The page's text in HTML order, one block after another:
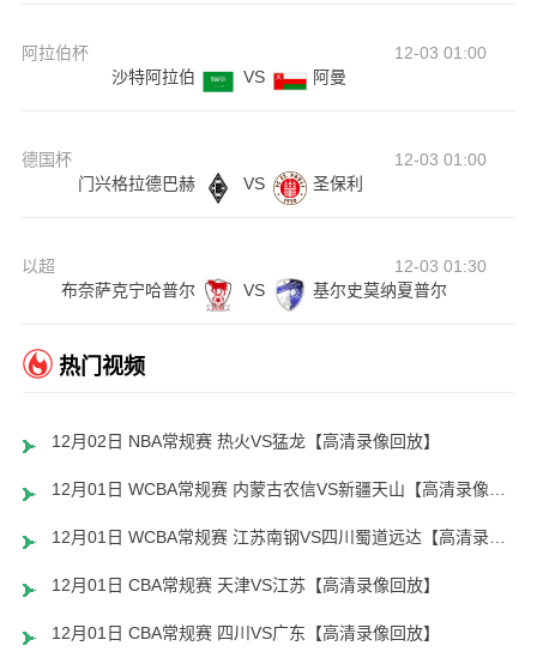
阿拉伯杯
12-03 01:00
沙特阿拉伯
VS 阿曼
德国杯
12-03 01:00
门兴格拉德巴赫
VS 圣保利
以超
12-03 01:30
布奈萨克宁哈普尔
VS 基尔史莫纳夏普尔
热门视频
12月02日 NBA常规赛 热火VS猛龙【高清录像回放】
12月01日 WCBA常规赛 内蒙古农信VS新疆天山【高清录像回放】
12月01日 WCBA常规赛 江苏南钢VS四川蜀道远达【高清录像回放】
12月01日 CBA常规赛 天津VS江苏【高清录像回放】
12月01日 CBA常规赛 四川VS广东【高清录像回放】